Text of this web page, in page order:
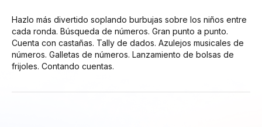
Hazlo más divertido soplando burbujas sobre los niños entre
cada ronda. Búsqueda de números. Gran punto a punto.
Cuenta con castañas. Tally de dados. Azulejos musicales de
números. Galletas de números. Lanzamiento de bolsas de
frijoles. Contando cuentas.